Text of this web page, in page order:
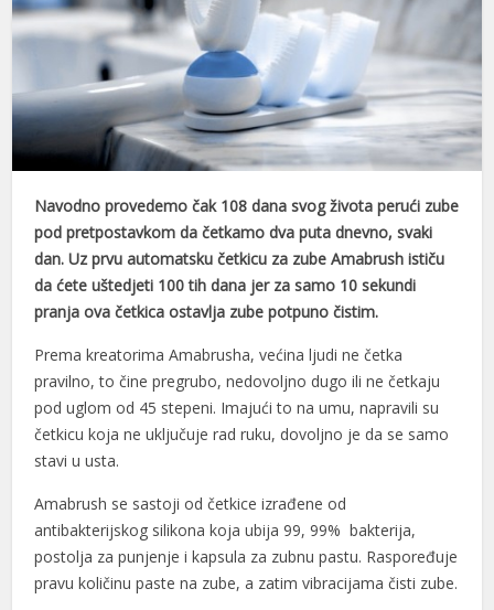
Navodno provedemo čak 108 dana svog života perući zube
pod pretpostavkom da četkamo dva puta dnevno, svaki
dan. Uz prvu automatsku četkicu za zube Amabrush ističu
da ćete uštedjeti 100 tih dana jer za samo 10 sekundi
pranja ova četkica ostavlja zube potpuno čistim.
Prema kreatorima Amabrusha, većina ljudi ne četka
pravilno, to čine pregrubo, nedovoljno dugo ili ne četkaju
pod uglom od 45 stepeni. Imajući to na umu, napravili su
četkicu koja ne uključuje rad ruku, dovoljno je da se samo
stavi u usta.
Amabrush se sastoji od četkice izrađene od
antibakterijskog silikona koja ubija 99, 99% bakterija,
postolja za punjenje i kapsula za zubnu pastu. Raspoređuje
pravu količinu paste na zube, a zatim vibracijama čisti zube.